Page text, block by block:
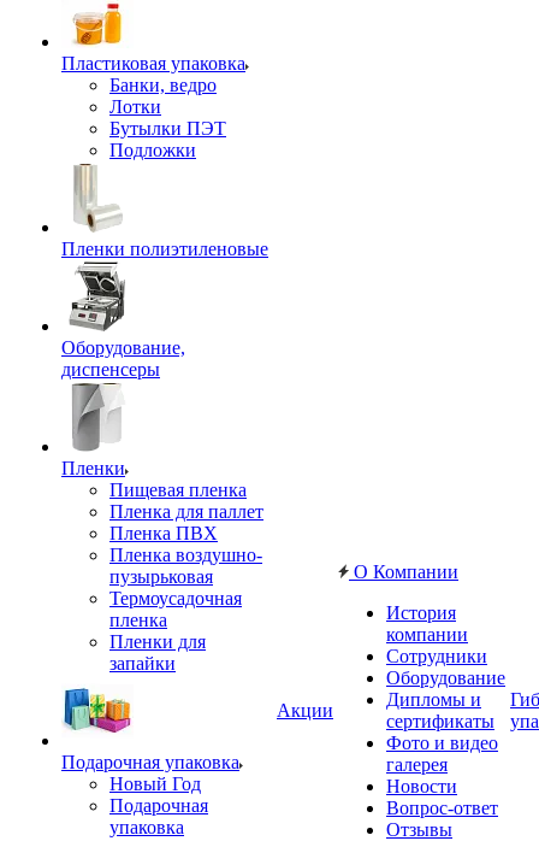
Пластиковая упаковка
Банки, ведро
Лотки
Бутылки ПЭТ
Подложки
Пленки полиэтиленовые
Оборудование,
диспенсеры
Пленки
Пищевая пленка
Пленка для паллет
Пленка ПВХ
Пленка воздушно-
пузырьковая
Термоусадочная
пленка
Пленки для
запайки
Подарочная упаковка
Новый Год
Подарочная
упаковка
Акции
О Компании
История
компании
Сотрудники
Оборудование
Дипломы и
сертификаты
Фото и видео
галерея
Новости
Вопрос-ответ
Отзывы